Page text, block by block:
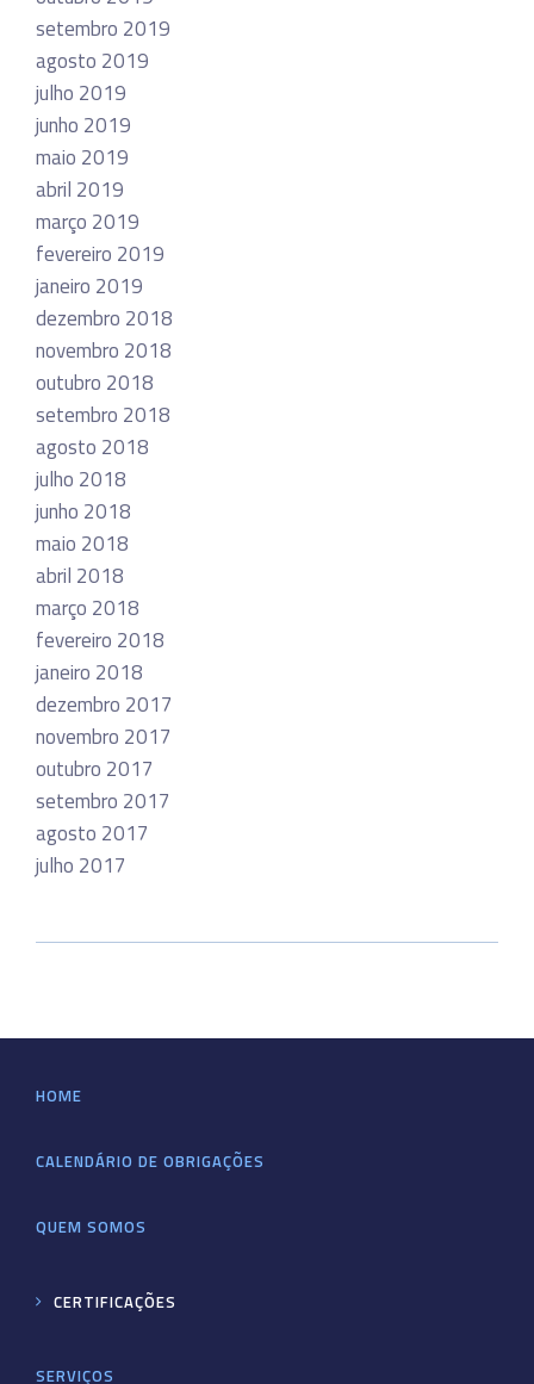
setembro 2019
agosto 2019
julho 2019
junho 2019
maio 2019
abril 2019
março 2019
fevereiro 2019
janeiro 2019
dezembro 2018
novembro 2018
outubro 2018
setembro 2018
agosto 2018
julho 2018
junho 2018
maio 2018
abril 2018
março 2018
fevereiro 2018
janeiro 2018
dezembro 2017
novembro 2017
outubro 2017
setembro 2017
agosto 2017
julho 2017
HOME
CALENDÁRIO DE OBRIGAÇÕES
QUEM SOMOS
CERTIFICAÇÕES
SERVIÇOS